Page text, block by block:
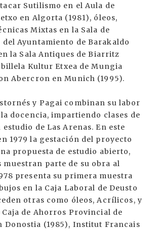
Sutilismo en el Aula de
en Algorta (1981), óleos,
Mixtas en la Sala de
del Ayuntamiento de Barakaldo
la Sala Antiques de Biarritz
Kultur Etxea de Mungia
Abercron en Munich (1995).
y Pagai combinan su labor
docencia, impartiendo clases de
de Las Arenas. En este
1979 la gestación del proyecto
propuesta de estudio abierto,
muestran parte de su obra al
presenta su primera muestra
en la Caja Laboral de Deusto
otras como óleos, Acrílicos, y
de Ahorros Provincial de
Donostia (1985), Institut Francais